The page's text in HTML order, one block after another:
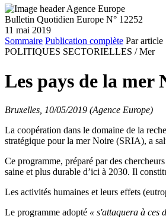
Bulletin Quotidien Europe N° 12252
11 mai 2019
Sommaire Publication complète Par article
POLITIQUES SECTORIELLES / Mer
Les pays de la mer
Bruxelles, 10/05/2019 (Agence Europe)
La coopération dans le domaine de la
stratégique pour la mer Noire (SRIA), a
Ce programme, préparé par des
saine et plus durable d’ici à 2030. Il
Les activités humaines et leurs effets
Le programme adopté « s'attaquera à ces